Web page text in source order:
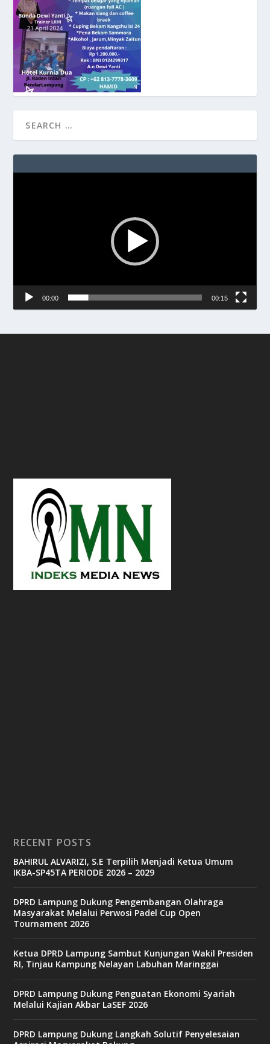
00:00 00:15
RECENT POSTS
BAHIRUL ALVARIZI, S.E Terpilih Menjadi Ketua Umum
IKBA-SP45TA PERIODE 2026 – 2029
DPRD Lampung Dukung Pengembangan Olahraga
Masyarakat Melalui Perwosi Padel Cup Open
Tournament 2026
Ketua DPRD Lampung Sambut Kunjungan Wakil Presiden
RI, Tinjau Kampung Nelayan Labuhan Maringgai
DPRD Lampung Dukung Penguatan Ekonomi Syariah
Melalui Kajian Akbar LaSEF 2026
DPRD Lampung Dukung Langkah Solutif Penyelesaian